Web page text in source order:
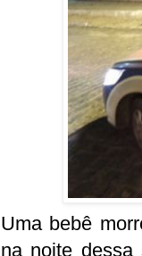
Uma bebê
na noite dessa